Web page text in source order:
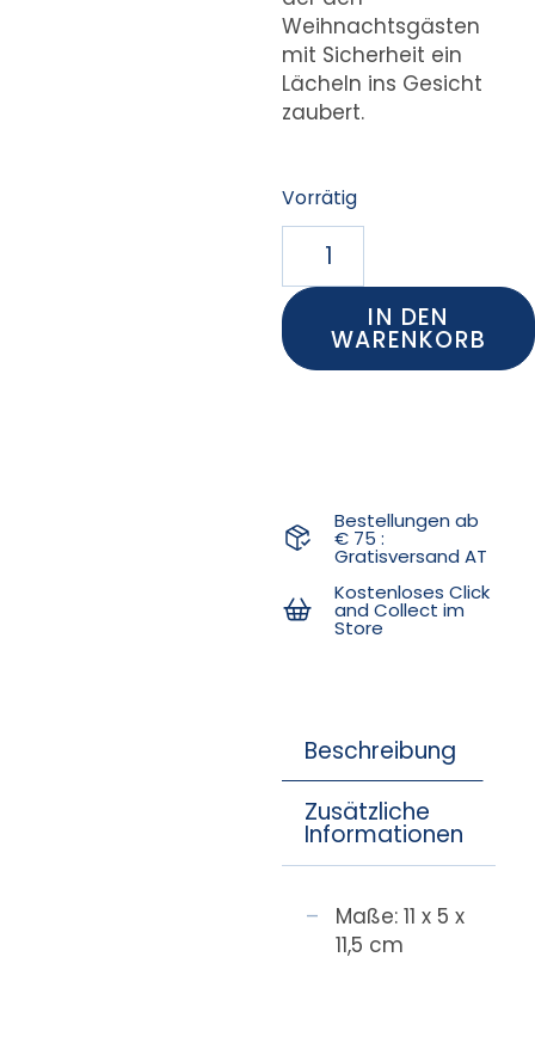
Weihnachtsgästen
mit Sicherheit ein
Lächeln ins Gesicht
zaubert.
Vorrätig
IN DEN
WARENKORB
Bestellungen ab
€ 75 :
Gratisversand AT
Kostenloses Click
and Collect im
Store
Beschreibung
Zusätzliche
Informationen
Maße: 11 x 5 x
11,5 cm